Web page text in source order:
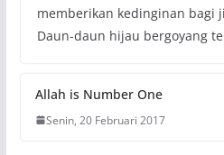
memberikan kedinginan bagi
Daun-daun hijau bergoyang
Allah is Number One
Senin, 20 Februari 2017